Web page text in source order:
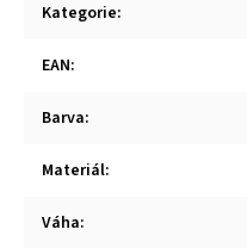
Kategorie:
EAN:
Barva:
Materiál:
Váha: